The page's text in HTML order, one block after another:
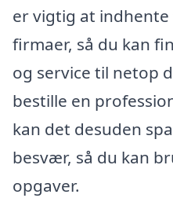
er vigtig at
firmaer, så du kan
og service til netop
bestille en
kan det desuden
besvær, så du kan
opgaver.